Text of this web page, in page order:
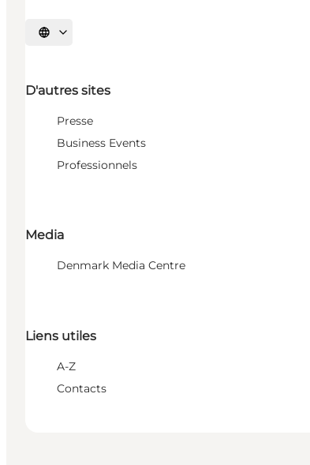
Choisissez la langue
D'autres sites
Presse
Business Events
Professionnels
Media
Denmark Media Centre
Liens utiles
A-Z
Contacts